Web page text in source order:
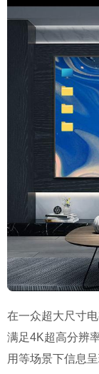
在一众超大尺寸
满足4K超高分辨
用等场景下信息